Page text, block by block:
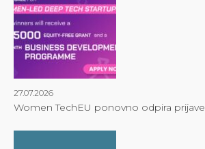
27.07.2026
Women TechEU ponovno odpira prijave